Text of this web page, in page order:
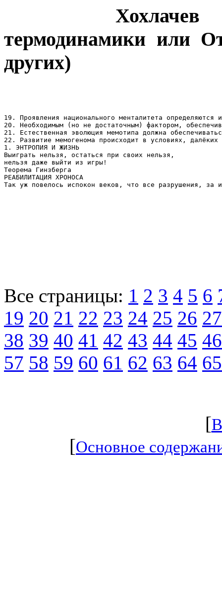
Хохлачев
термодинамики или
других)
19. Проявления национального менталитета
20. Необходимым (но не достаточным) фактором,
21. Естественная эволюция мемотипа должна
22. Развитие мемогенома происходит в условиях,
1. ЭНТРОПИЯ И ЖИЗНЬ
Выиграть нельзя, остаться при своих нельзя,
нельзя даже выйти из игры!
Теорема Гинзберга
РЕАБИЛИТАЦИЯ ХРОНОСА
Так уж повелось испокон веков, что все разрушения, за
Все страницы: 1 2 3 4 5 6
19 20 21 22 23 24 25 26 27
38 39 40 41 42 43 44 45 46
57 58 59 60 61 62 63 64 65
[
[Основное